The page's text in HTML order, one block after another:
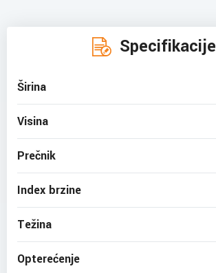
Specifikacije
Širina
Visina
Prečnik
Index brzine
Težina
Opterećenje